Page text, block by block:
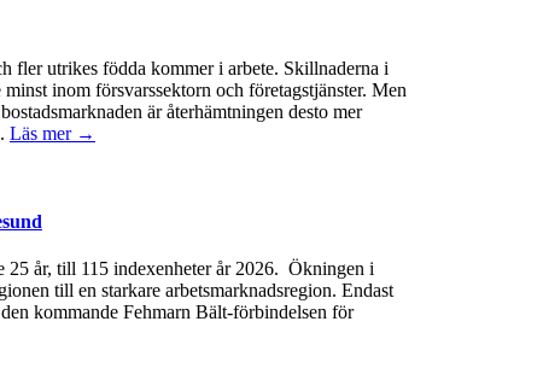
fler utrikes födda kommer i arbete. Skillnaderna i
inom försvarssektorn och företagstjänster. Men
är återhämtningen desto mer
Läs mer →
år, till 115 indexenheter år 2026. Ökningen i
till en starkare arbetsmarknadsregion. Endast
kommande Fehmarn Bält-förbindelsen för